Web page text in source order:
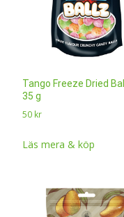
Tango Freeze Dried
35 g
50 kr
Läs mera & köp